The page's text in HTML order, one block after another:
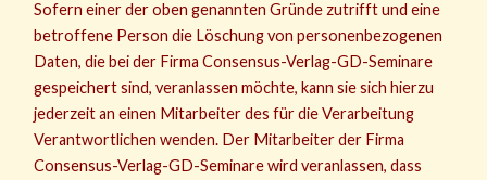
Sofern einer der oben genannten Gründe zutrifft und eine
betroffene Person die Löschung von personenbezogenen
Daten, die bei der Firma Consensus-Verlag-GD-Seminare
gespeichert sind, veranlassen möchte, kann sie sich hierzu
jederzeit an einen Mitarbeiter des für die Verarbeitung
Verantwortlichen wenden. Der Mitarbeiter der Firma
Consensus-Verlag-GD-Seminare wird veranlassen, dass